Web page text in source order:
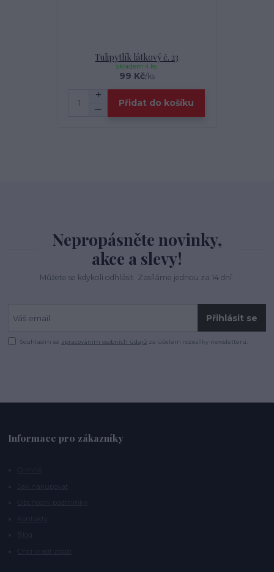
Tulipytlík látkový č. 23
99 Kč/ks
skladem 4 ks
Přidat do košíku
Nepropásněte novinky,
akce a slevy!
Můžete se kdykoli odhlásit. Zasíláme jednou za 14 dní.
Přihlásit se
Souhlasím se zpracováním osobních údajů za účelem rozesílky newsletteru.
Informace pro zákazníky